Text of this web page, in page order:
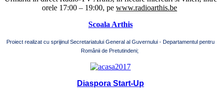
orele 17:00 – 19:00, pe www.radioarthis.be
Scoala Arthis
Proiect realizat cu sprijinul Secretariatului General al Guvernului - Departamentul pentru
Românii de Pretutindeni;
Diaspora Start-Up